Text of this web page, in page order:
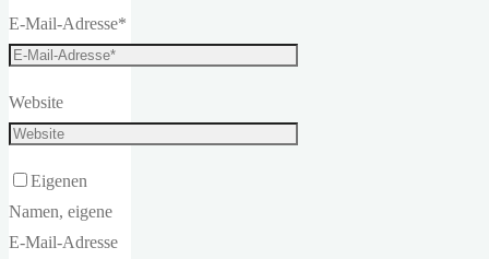
E-Mail-Adresse*
Website
Eigenen
Namen, eigene
E-Mail-Adresse